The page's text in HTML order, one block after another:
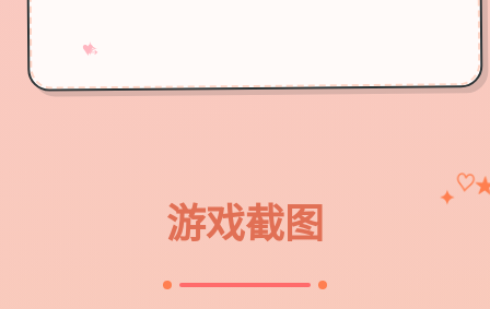
♥
✧
→
游戏截图
✦♡